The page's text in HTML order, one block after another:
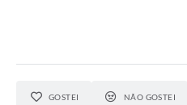
GOSTEI NÃO GOSTEI